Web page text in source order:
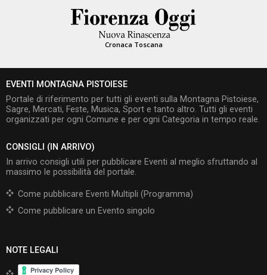
Cronaca Toscana
EVENTI MONTAGNA PISTOIESE
Portale di riferimento per tutti gli eventi sulla Montagna Pistoiese,
Sagre, Mercati, Feste, Musica, Sport e tanto altro. Tutti gli eventi
organizzati per ogni Comune e per ogni Categoria in tempo reale.
CONSIGLI (IN ARRIVO)
In arrivo consigli utili per pubblicare Eventi al meglio sfruttando al
massimo le possibilità del portale.
Come pubblicare Eventi Multipli (Programma)
Come pubblicare un Evento singolo
NOTE LEGALI